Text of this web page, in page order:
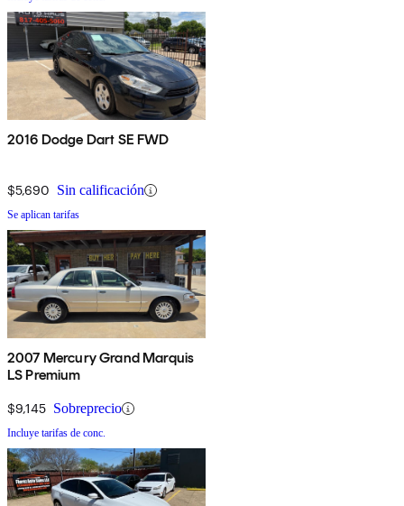
2016 Dodge Dart SE FWD
$5,690 Sin calificación
Se aplican tarifas
2007 Mercury Grand Marquis
LS Premium
$9,145 Sobreprecio
Incluye tarifas de conc.